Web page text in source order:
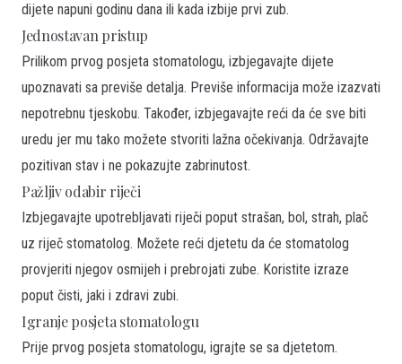
dijete napuni godinu dana ili kada izbije prvi zub.
Jednostavan pristup
Prilikom prvog posjeta stomatologu, izbjegavajte dijete
upoznavati sa previše detalja. Previše informacija može izazvati
nepotrebnu tjeskobu. Također, izbjegavajte reći da će sve biti
uredu jer mu tako možete stvoriti lažna očekivanja. Održavajte
pozitivan stav i ne pokazujte zabrinutost.
Pažljiv odabir riječi
Izbjegavajte upotrebljavati riječi poput strašan, bol, strah, plač
uz riječ stomatolog. Možete reći djetetu da će stomatolog
provjeriti njegov osmijeh i prebrojati zube. Koristite izraze
poput čisti, jaki i zdravi zubi.
Igranje posjeta stomatologu
Prije prvog posjeta stomatologu, igrajte se sa djetetom.